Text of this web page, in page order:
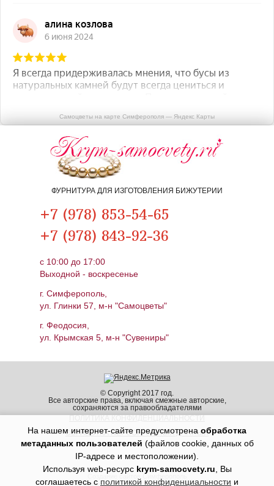
На нашем интернет-сайте предусмотрена обработка
метаданных пользователей (файлов cookie, данных об
IP-адресе и местоположении).
Используя web-ресурс krym-samocvety.ru , Вы
соглашаетесь с политикой конфиденциальности и
Самоцветы на карте Симферополя — Яндекс Карты
ФУРНИТУРА ДЛЯ ИЗГОТОВЛЕНИЯ БИЖУТЕРИИ
+7 (978) 853-54-65
+7 (978) 843-92-36
c 10:00 до 17:00
Выходной - воскресенье
г. Симферополь,
ул. Глинки 57, м-н "Самоцветы"
г. Феодосия,
ул. Крымская 5, м-н "Сувениры"
© Copyright 2017 год.
Все авторские права, включая смежные авторские,
сохраняются за правообладателями
ПОЛИТИКА КОНФИДЕНЦИАЛЬНОСТИ
ОБРАБОТКА ПЕРСОНАЛЬНЫХ ДАННЫХ
Создание сайтов Симферополь
Продвижение сайтов Симферополь Крым